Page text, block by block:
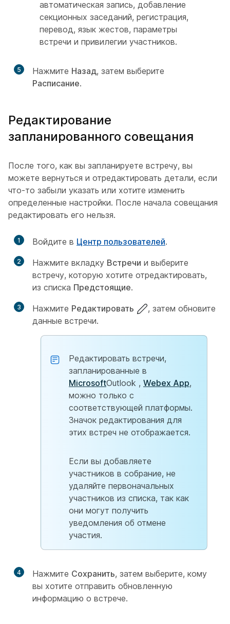
автоматическая запись, добавление
секционных заседаний, регистрация,
перевод, язык жестов, параметры
встречи и привилегии участников.
5 Нажмите Назад, затем выберите
Расписание.
Редактирование
запланированного совещания
После того, как вы запланируете встречу, вы
можете вернуться и отредактировать детали, если
что-то забыли указать или хотите изменить
определенные настройки. После начала совещания
редактировать его нельзя.
1 Войдите в Центр пользователей.
2 Нажмите вкладку Встречи и выберите
встречу, которую хотите отредактировать,
из списка Предстоящие.
3 Нажмите Редактировать
, затем обновите
данные встречи.
Редактировать встречи,
запланированные в
MicrosoftOutlook , Webex App,
можно только с
соответствующей платформы.
Значок редактирования для
этих встреч не отображается.
Если вы добавляете
участников в собрание, не
удаляйте первоначальных
участников из списка, так как
они могут получить
уведомления об отмене
участия.
4 Нажмите Сохранить, затем выберите, кому
вы хотите отправить обновленную
информацию о встрече.